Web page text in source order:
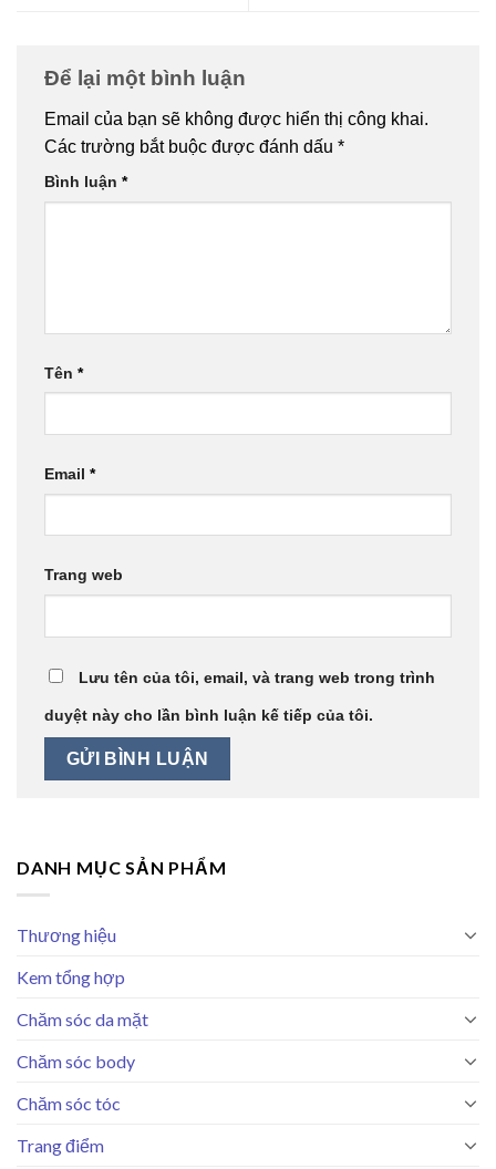
Để lại một bình luận
Email của bạn sẽ không được hiển thị công khai.
Các trường bắt buộc được đánh dấu *
Bình luận *
Tên *
Email *
Trang web
Lưu tên của tôi, email, và trang web trong trình
duyệt này cho lần bình luận kế tiếp của tôi.
DANH MỤC SẢN PHẨM
Thương hiệu
Kem tổng hợp
Chăm sóc da mặt
Chăm sóc body
Chăm sóc tóc
Trang điểm